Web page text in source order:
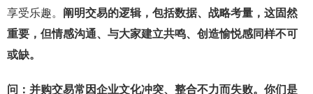
享受乐趣。 阐明交易的逻辑，包括数据、战略考量，这固然
重要，但情感沟通、与大家建立共鸣、创造愉悦感同样不可
或缺。
问：并购交易常因企业文化冲突、整合不力而失败。你们是